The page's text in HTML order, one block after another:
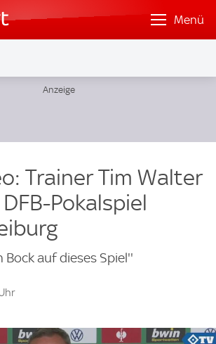
Menü
Trainer Tim Walter
Pokalspiel
auf dieses Spiel''